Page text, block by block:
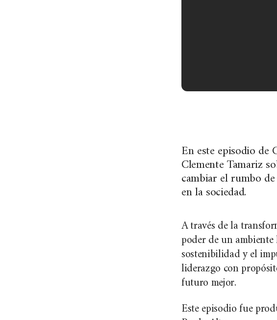
En este episodio de
Clemente Tamariz
cambiar el rumbo
en la sociedad.
A través de la
poder de un
sostenibilidad y el
liderazgo con
futuro mejor.
Este episodio fue